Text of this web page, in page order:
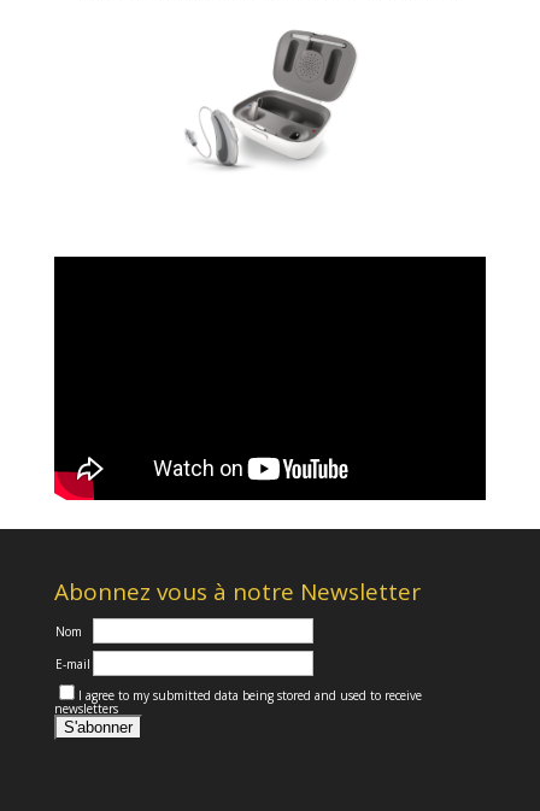
Abonnez vous à notre Newsletter
Nom
E-mail
I agree to my submitted data being stored and used to receive
newsletters